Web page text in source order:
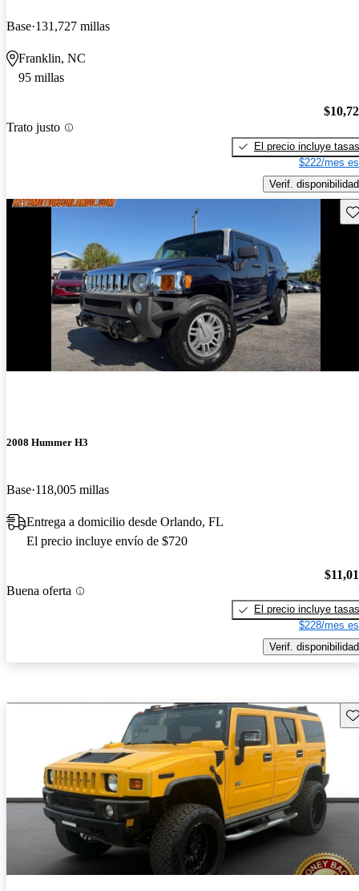
Base 131,727 millas
Franklin, NC
95 millas
Trato justo
El precio incluye tasas
$222/mes
Verif. disponibilidad
2008 Hummer H3
Base 118,005 millas
Entrega a domicilio desde Orlando, FL
El precio incluye envío de $720
Buena oferta
El precio incluye tasas
$228/mes
Verif. disponibilidad